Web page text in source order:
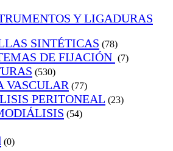
Y LIGADURAS
SINTÉTICAS (78)
DE FIJACIÓN (7)
(530)
VASCULAR (77)
PERITONEAL (23)
(54)
(0)